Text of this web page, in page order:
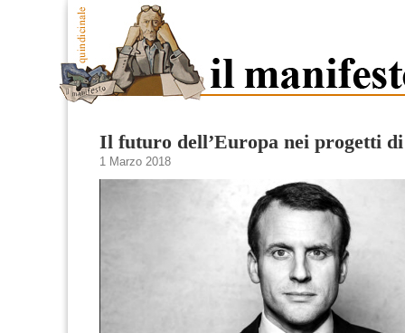
Il futuro dell’Europa nei progetti
1 Marzo 2018